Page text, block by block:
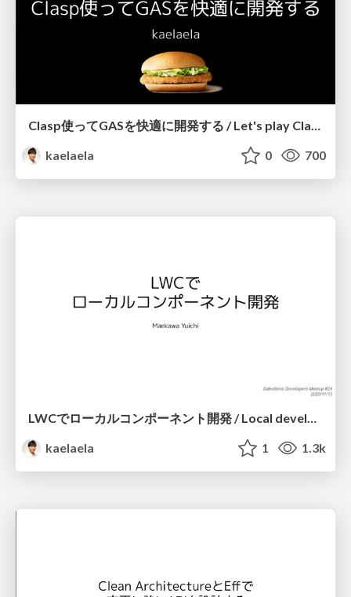
Clasp使ってGASを快適に開発する / Let's play Clasp
kaelaela
0 700
kaelaela
1 1.3k